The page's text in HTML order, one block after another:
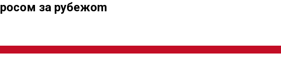
за рубежоm